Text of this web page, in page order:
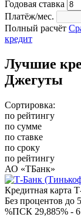
Годовая ставка
Платёж/мес.
Полный расчёт
кредит
Лучшие
Джегуты
Сортировка:
по рейтингу
по сумме
по ставке
по сроку
по рейтингу
АО «ТБанк»
Кредитная карта
Без процентов до
%ПСК 29,885% -